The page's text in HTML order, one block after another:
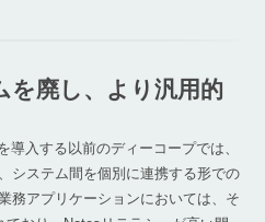
を廃し、より汎用的
導入する以前のディーコープでは、
システム間を個別に連携する形での
務アプリケーションにおいては、そ